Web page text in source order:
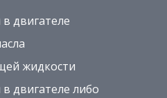
двигателе
жидкости
двигателе либо